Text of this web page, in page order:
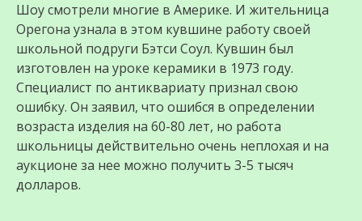
Шоу смотрели многие в Америке. И жительница
Орегона узнала в этом кувшине работу своей
школьной подруги Бэтси Соул. Кувшин был
изготовлен на уроке керамики в 1973 году.
Специалист по антиквариату признал свою
ошибку. Он заявил, что ошибся в определении
возраста изделия на 60-80 лет, но работа
школьницы действительно очень неплохая и на
аукционе за нее можно получить 3-5 тысяч
долларов.